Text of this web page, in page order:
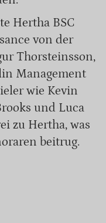
Hertha BSC
von der
Thorsteinsson,
Management
wie Kevin
und Luca
zu Hertha, was
beitrug.